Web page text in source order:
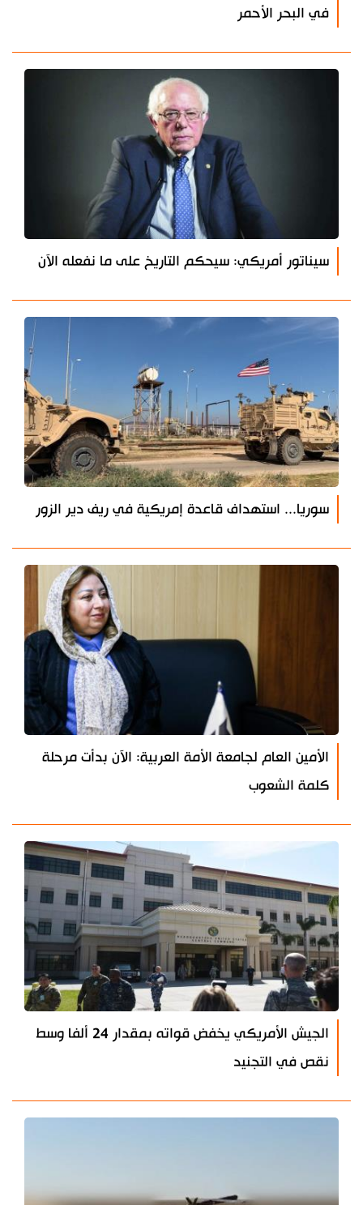
في البحر الأحمر
سيناتور أمريكي: سيحكم التاريخ على ما نفعله الآن
سوريا... استهداف قاعدة إمريكية في ريف دير الزور
الأمين العام لجامعة الأمة العربية: الآن بدأت مرحلة
كلمة الشعوب
الجيش الأمريكي يخفض قواته بمقدار 24 ألفا وسط
نقص في التجنيد